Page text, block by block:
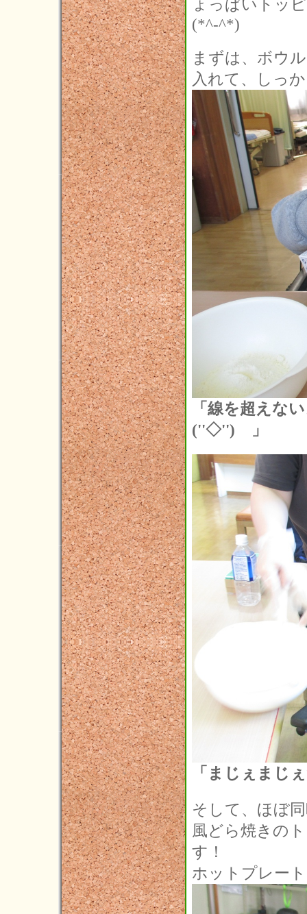
ょっぱいトッ
(*^-^*)
まずは、ボウ
入れて、しっ
「線を超えな
(''◇'')ゞ」
「まじぇまじ
そして、ほぼ
風どら焼きの
す！
ホットプレー